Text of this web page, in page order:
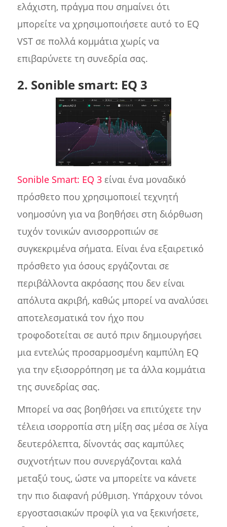
ελάχιστη, πράγμα που σημαίνει ότι
μπορείτε να χρησιμοποιήσετε αυτό το EQ
VST σε πολλά κομμάτια χωρίς να
επιβαρύνετε τη συνεδρία σας.
2. Sonible smart: EQ 3
Sonible Smart: EQ 3είναι ένα μοναδικό
πρόσθετο που χρησιμοποιεί τεχνητή
νοημοσύνη για να βοηθήσει στη διόρθωση
τυχόν τονικών ανισορροπιών σε
συγκεκριμένα σήματα. Είναι ένα εξαιρετικό
πρόσθετο για όσους εργάζονται σε
περιβάλλοντα ακρόασης που δεν είναι
απόλυτα ακριβή, καθώς μπορεί να αναλύσει
αποτελεσματικά τον ήχο που
τροφοδοτείται σε αυτό πριν δημιουργήσει
μια εντελώς προσαρμοσμένη καμπύλη EQ
για την εξισορρόπηση με τα άλλα κομμάτια
της συνεδρίας σας.
Μπορεί να σας βοηθήσει να επιτύχετε την
τέλεια ισορροπία στη μίξη σας μέσα σε λίγα
δευτερόλεπτα, δίνοντάς σας καμπύλες
συχνοτήτων που συνεργάζονται καλά
μεταξύ τους, ώστε να μπορείτε να κάνετε
την πιο διαφανή ρύθμιση. Υπάρχουν τόνοι
εργοστασιακών προφίλ για να ξεκινήσετε,